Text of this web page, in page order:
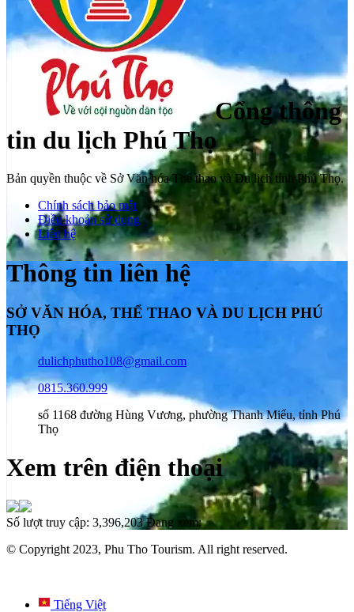
Cổng thông
tin du lịch Phú Thọ
Bản quyền thuộc về Sở Văn hóa Thể thao và Du lịch tỉnh Phú Thọ.
Chính sách bảo mật
Điều khoản sử dụng
Liên hệ
Thông tin liên hệ
SỞ VĂN HÓA, THỂ THAO VÀ DU LỊCH PHÚ
THỌ
dulichphutho108@gmail.com
0815.360.999
số 1168 đường Hùng Vương, phường Thanh Miếu, tỉnh Phú
Thọ
Xem trên điện thoại
Số lượt truy cập: 3,396,203Đang xem:
© Copyright 2023, Phu Tho Tourism. All right reserved.
Tiếng Việt